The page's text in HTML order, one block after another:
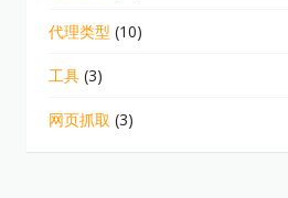
代理类型 (10)
工具 (3)
网页抓取 (3)